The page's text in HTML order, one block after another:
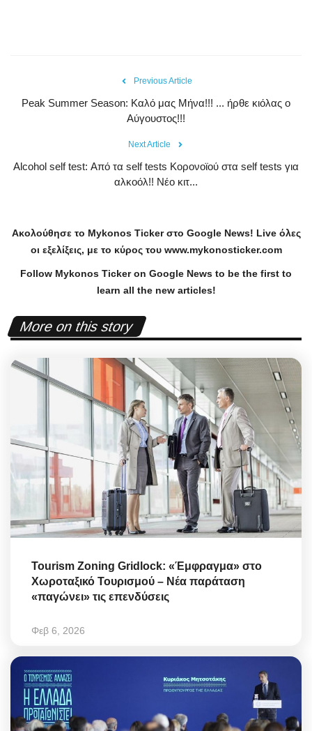
Previous Article
Peak Summer Season: Kαλό μας Μήνα!!! ... ήρθε κιόλας ο
Αύγουστος!!!
Next Article
Alcohol self test: Από τα self tests Κορονοϊού στα self tests για
αλκοόλ!! Νέο κιτ...
Ακολούθησε το Mykonos Tickerστο Google News! Liveόλες
οι εξελίξεις, με το κύρος του www.mykonosticker.com
Follow Mykonos Ticker on Google News to be the first to
learn all the new articles!
More on this story
Tourism Zoning Gridlock: «Έμφραγμα» στο
Χωροταξικό Τουρισμού – Νέα παράταση
«παγώνει» τις επενδύσεις
Φεβ 6, 2026